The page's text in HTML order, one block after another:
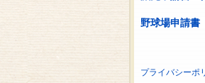
野球場申請書
プライバシーポ